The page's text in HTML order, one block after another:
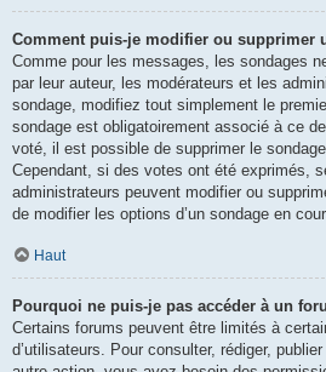
Comment puis-je modifier ou supprimer
Comme pour les messages, les sondages
par leur auteur, les modérateurs et les
sondage, modifiez tout simplement le
sondage est obligatoirement associé à ce
voté, il est possible de supprimer le
Cependant, si des votes ont été exprimés,
administrateurs peuvent modifier ou
de modifier les options d’un sondage en
Haut
Pourquoi ne puis-je pas accéder à un
Certains forums peuvent être limités à
d’utilisateurs. Pour consulter, rédiger,